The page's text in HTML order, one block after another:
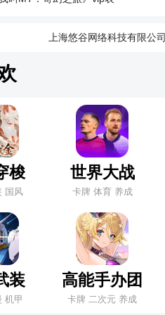
上海悠谷网络科技有限公司
梭
国风
世界大战
卡牌 体育 养成
装
机甲
高能手办团
卡牌 二次元 养成